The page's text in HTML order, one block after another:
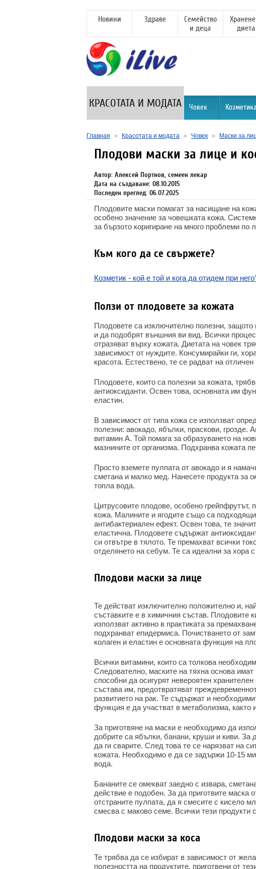
Новини Здраве
Семейство
и деца
диета
КРАСОТАТА И МОДАТА Човек
Главная » Красотата и модата » Човек » Маски за
Плодови маски за лице и
Автор: Алексей Портнов, семеен лекар
Дата на създаване: 08.10.2015
Последен преглед: 06.07.2025
Плодовите маски помагат за насищане на
особено значение за човешката кожа.
за бързото коригиране на много проблеми по
Към кого да се свържете?
Козметик - кой е той и кога да отидем при
Ползи от плодовете за кожата
Плодовете са изключително полезни,
и да подобрят външния ви вид. Всички
отразяват върху кожата. Диетата на човек
зависимост от нуждите. Консумирайки ги,
красота. Естествено, те се радват на отличен
Плодовете, които са полезни за кожата,
антиоксиданти. Освен това, основната им
еластин.
В зависимост от типа кожа се използват
полезни: авокадо, ябълки, праскови, грозде.
витамин А. Той помага за образуването на
мазнините от организма. Подхранва кожата
Просто вземете пулпата от авокадо и я
сметана и малко мед. Нанесете продукта за
топла вода.
Цитрусовите плодове, особено грейпфрутът,
кожа. Малините и ягодите също са
антибактериален ефект. Освен това, те
еластична. Плодовете съдържат
си отвътре в тялото. Те премахват всички
отделянето на себум. Те са идеални за хора
Плодови маски за лице
Те действат изключително положително и,
съставките е в химичния състав. Плодовите
използват активно в практиката за
подхранват епидермиса. Почистването от
колаген и еластин е основната функция на
Всички витамини, които са толкова
Следователно, маските на тяхна основа
способни да осигурят невероятен
състава им, предотвратяват
развитието на рак. Те съдържат и
функция е да участват в метаболизма, както
За приготвяне на маски е необходимо да
добрите са ябълки, банани, круши и киви. За
да ги сварите. След това те се нарязват на
кожата. Необходимо е да се задържи 10-15
вода.
Бананите се омекват заедно с извара,
действие е подобен. За да приготвите маска
отстраните пулпата, да я смесите с кисело
смесва с маково семе. Всички тези продукти
Плодови маски за коса
Те трябва да се избират в зависимост от
полезността на продуктите, приготвени от